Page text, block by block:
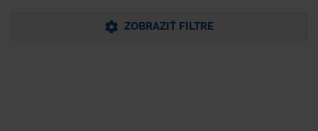
ZOBRAZIŤ FILTRE